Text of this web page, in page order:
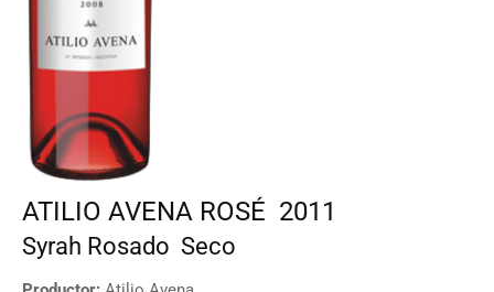
ATILIO AVENA ROSÉ 2011
Syrah Rosado Seco